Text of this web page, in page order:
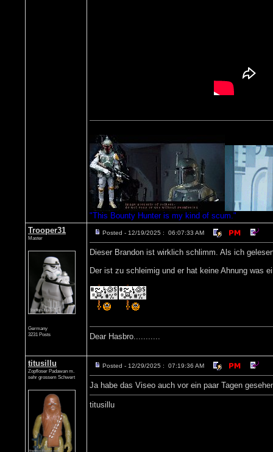
"This Bounty Hunter is my kind of scum."
Trooper31
Master
Germany
3231 Posts
Posted - 12/19/2025 : 06:07:33 AM
Dieser Brandon ist wirklich schlimm. Als ich
Der ist zu schleimig und er hat keine Ahnung was
Dear Hasbro...........
titusillu
Zopfloser Padawan m.
sehr grossem Schwert
Posted - 12/29/2025 : 07:19:36 AM
Ja habe das Viseo auch vor ein paar Tagen
titusillu